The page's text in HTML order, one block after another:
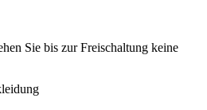
Sie bis zur Freischaltung keine